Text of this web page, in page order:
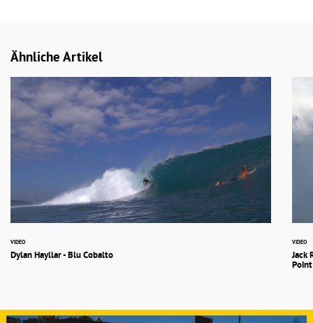
Ähnliche Artikel
VIDEO
Dylan Hayllar - Blu Cobalto
VIDEO
Jack
Point